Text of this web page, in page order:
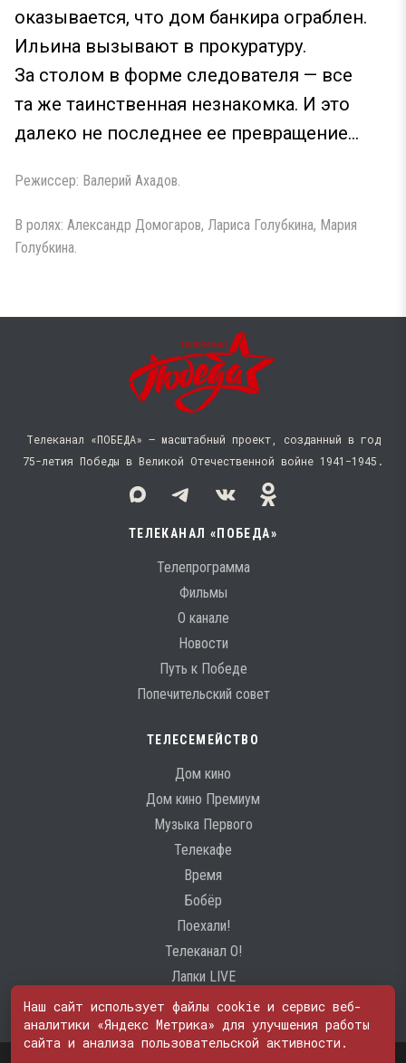
оказывается, что дом банкира ограблен.
Ильина вызывают в прокуратуру.
За столом в форме следователя — все
та же таинственная незнакомка. И это
далеко не последнее ее превращение...
Режиссер: Валерий Ахадов.
В ролях: Александр Домогаров, Лариса Голубкина, Мария
Голубкина.
Телеканал «ПОБЕДА» — масштабный проект, созданный в год
75-летия Победы в Великой Отечественной войне 1941−1945.
ТЕЛЕКАНАЛ «ПОБЕДА»
Телепрограмма
Фильмы
О канале
Новости
Путь к Победе
Попечительский совет
ТЕЛЕСЕМЕЙСТВО
Дом кино
Дом кино Премиум
Музыка Первого
Телекафе
Время
Бобёр
Поехали!
Телеканал О!
Лапки LIVE
Наш сайт использует файлы cookie и сервис веб-
аналитики «Яндекс Метрика» для улучшения работы
сайта и анализа пользовательской активности.